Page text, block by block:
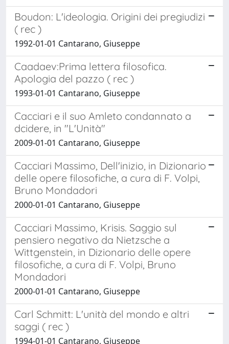
Boudon: L'ideologia. Origini dei pregiudizi
( rec )
1992-01-01 Cantarano, Giuseppe
Caadaev:Prima lettera filosofica.
Apologia del pazzo ( rec )
1993-01-01 Cantarano, Giuseppe
Cacciari e il suo Amleto condannato a
dcidere, in "L'Unità"
2009-01-01 Cantarano, Giuseppe
Cacciari Massimo, Dell'inizio, in Dizionario
delle opere filosofiche, a cura di F. Volpi,
Bruno Mondadori
2000-01-01 Cantarano, Giuseppe
Cacciari Massimo, Krisis. Saggio sul
pensiero negativo da Nietzsche a
Wittgenstein, in Dizionario delle opere
filosofiche, a cura di F. Volpi, Bruno
Mondadori
2000-01-01 Cantarano, Giuseppe
Carl Schmitt: L'unità del mondo e altri
saggi ( rec )
1994-01-01 Cantarano, Giuseppe